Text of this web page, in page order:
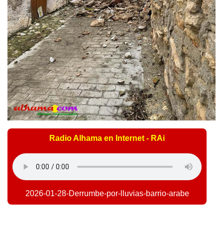
Radio Alhama en Internet - RAi
2026-01-28-Derrumbe-por-lluvias-barrio-arabe